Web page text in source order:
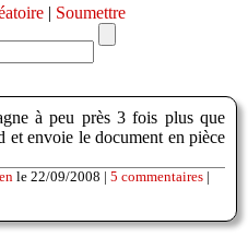
| Soumettre
à peu près 3 fois plus que
et envoie le document en pièce
le 22/09/2008 | 5 commentaires |